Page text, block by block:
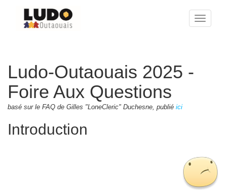
Toggle
Ludo-Outaouais 2025 -
Foire Aux Questions
basé sur le FAQ de Gilles "LoneCleric" Duchesne, publié ici
Introduction